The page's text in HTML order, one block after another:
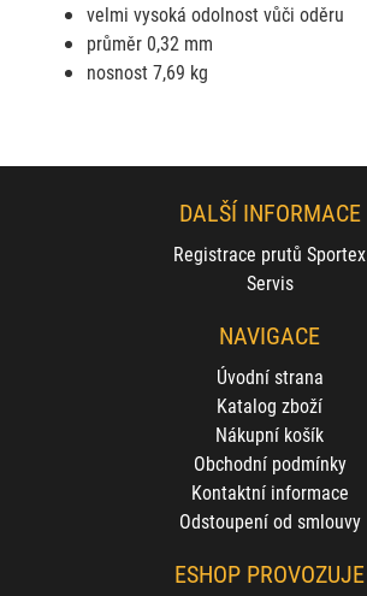
velmi vysoká odolnost vůči oděru
průměr 0,32 mm
nosnost 7,69 kg
DALŠÍ INFORMACE
Registrace prutů Sportex
Servis
NAVIGACE
Úvodní strana
Katalog zboží
Nákupní košík
Obchodní podmínky
Kontaktní informace
Odstoupení od smlouvy
ESHOP PROVOZUJE